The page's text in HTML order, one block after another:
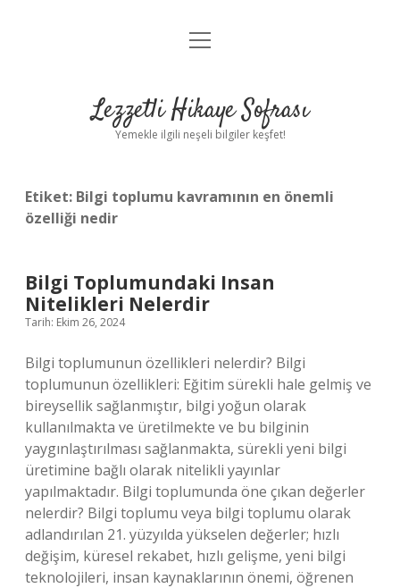
Anasayfa
Yasal Uyarı
menüyü
Lezzetli Hikaye Sofrası
Yemekle ilgili neşeli bilgiler keşfet!
Etiket: Bilgi toplumu kavramının en önemli
özelliği nedir
Bilgi Toplumundaki Insan
Nitelikleri Nelerdir
Tarih: Ekim 26, 2024
Bilgi toplumunun özellikleri nelerdir? Bilgi
toplumunun özellikleri: Eğitim sürekli hale gelmiş ve
bireysellik sağlanmıştır, bilgi yoğun olarak
kullanılmakta ve üretilmekte ve bu bilginin
yaygınlaştırılması sağlanmakta, sürekli yeni bilgi
üretimine bağlı olarak nitelikli yayınlar
yapılmaktadır. Bilgi toplumunda öne çıkan değerler
nelerdir? Bilgi toplumu veya bilgi toplumu olarak
adlandırılan 21. yüzyılda yükselen değerler; hızlı
değişim, küresel rekabet, hızlı gelişme, yeni bilgi
teknolojileri, insan kaynaklarının önemi, öğrenen